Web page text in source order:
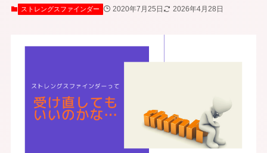
ストレングスファインダー 2020年7月25日 2026年4月28日